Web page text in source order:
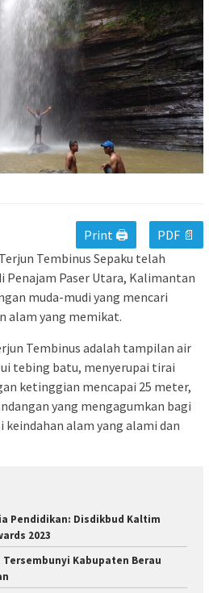
Print 🖨
PDF 📄
Tembinus Sepaku telah
Penajam Paser Utara, Kalimantan
muda-mudi yang mencari
alam yang memikat.
Tembinus adalah tampilan air
tebing batu, menyerupai tirai
ketinggian mencapai 25 meter,
yang mengagumkan bagi
keindahan alam yang alami dan
Pendidikan: Disdikbud Kaltim
2023
Tersembunyi Kabupaten Berau